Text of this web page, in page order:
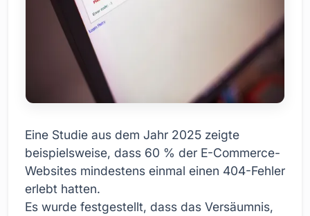
Eine Studie aus dem Jahr 2025 zeigte
beispielsweise, dass 60 % der E-Commerce-
Websites mindestens einmal einen 404-Fehler
erlebt hatten.
Es wurde festgestellt, dass das Versäumnis,